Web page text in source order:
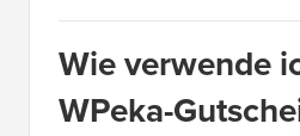
Wie verwende
WPeka-